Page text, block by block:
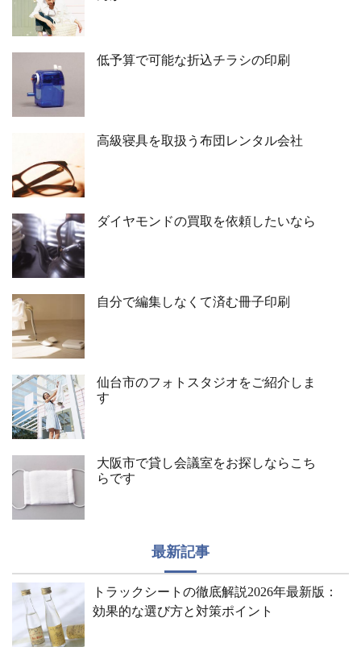
低予算で可能な折込チラシの印刷
高級寝具を取扱う布団レンタル会社
ダイヤモンドの買取を依頼したいなら
自分で編集しなくて済む冊子印刷
仙台市のフォトスタジオをご紹介しま
す
大阪市で貸し会議室をお探しならこち
らです
最新記事
トラックシートの徹底解説2026年最新版：
効果的な選び方と対策ポイント